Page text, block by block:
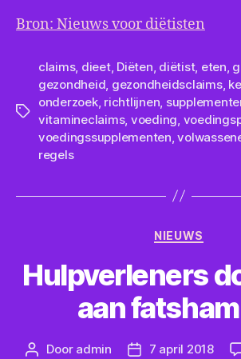
Bron: Nieuws voor diëtisten
Tags
claims, dieet, Diëten diëtist, eten
gezondheid gezondheidsclaims,
onderzoek, richtlijnen
vitamineclaims, voeding
voedingssupplementen ,
regels
NIEUWS
Hulpverleners
aan
Berichtauteur
Door admin Berichtdatum
7 april 2018